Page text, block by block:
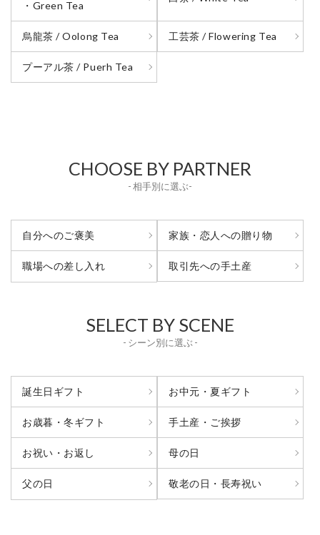
・Green Tea
烏龍茶 / Oolong Tea 工芸茶 / Flowering Tea
プーアル茶 / Puerh Tea
CHOOSE BY PARTNER
- 相手別に選ぶ-
自分へのご褒美 家族・恋人への贈り物
職場への差し入れ 取引先への手土産
SELECT BY SCENE
- シーン別に選ぶ -
誕生日ギフト お中元・夏ギフト
お歳暮・冬ギフト 手土産・ご挨拶
お祝い・お返し 母の日
父の日 敬老の日・長寿祝い